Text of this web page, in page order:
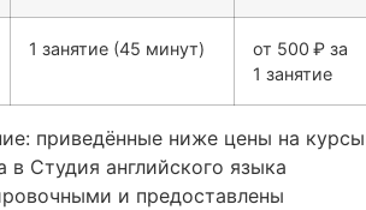
1 занятие (45 минут)
от 500 ₽ за
1 занятие
приведённые ниже цены на курсы
в Студия английского языка
и предоставлены